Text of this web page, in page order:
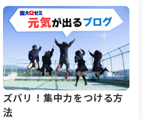
ズバリ！集中力をつける方
法